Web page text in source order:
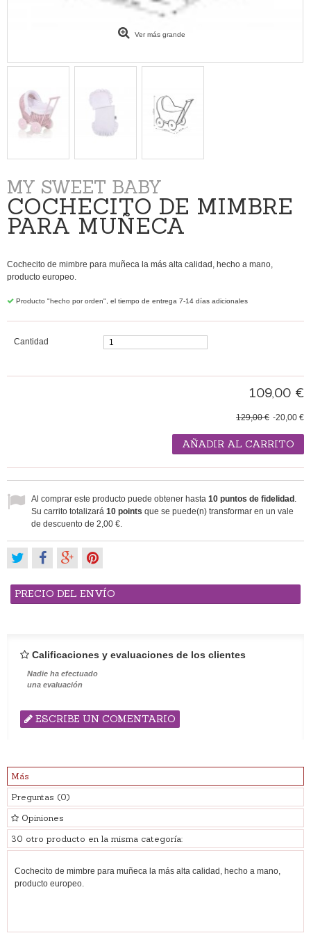
Ver más grande
MY SWEET BABY
COCHECITO DE MIMBRE
PARA MUÑECA
Cochecito de mimbre para muñeca la más alta calidad, hecho a mano,
producto europeo.
Producto "hecho por orden", el tiempo de entrega 7-14 días adicionales
Cantidad
109,00 €
-20,00 €
129,00 €
AÑADIR AL CARRITO
Al comprar este producto puede obtener hasta 10 puntos de fidelidad
Su carrito totalizará 10 points que se puede(n) transformar en un vale
de descuento de 2,00 €
PRECIO DEL ENVÍO
Calificaciones y evaluaciones de los clientes
Nadie ha efectuado
una evaluación
ESCRIBE UN COMENTARIO
Más
Preguntas (0)
Opiniones
30 otro producto en la misma categoría:
Cochecito de mimbre para muñeca la más alta calidad, hecho a mano,
producto europeo.